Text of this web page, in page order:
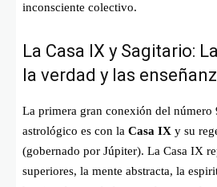
inconsciente colectivo.
La Casa IX y Sagitario:
la verdad y las
La primera gran conexión del número
astrológico es con la Casa IX y su
(gobernado por Júpiter). La Casa IX
superiores, la mente abstracta, la